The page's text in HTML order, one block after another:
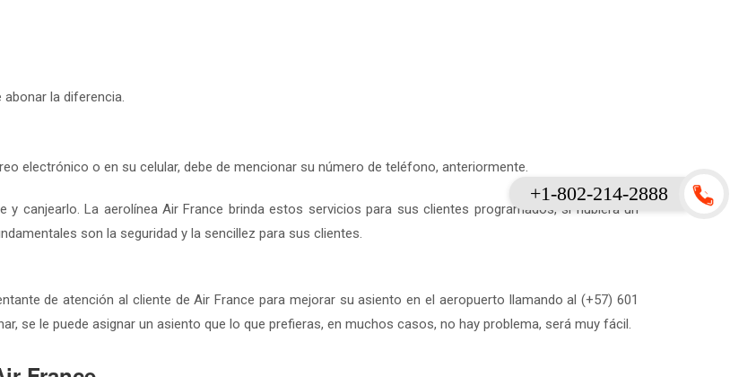
abonar la diferencia.
electrónico o en su celular, debe de mencionar su número de teléfono, anteriormente.
canjearlo. La aerolínea Air France brinda estos servicios para sus clientes programados, si hubiera un
son la seguridad y la sencillez para sus clientes.
de atención al cliente de Air France para mejorar su asiento en el aeropuerto llamando al (+57) 601
se le puede asignar un asiento que lo que prefieras, en muchos casos, no hay problema, será muy fácil.
+1-802-214-2888